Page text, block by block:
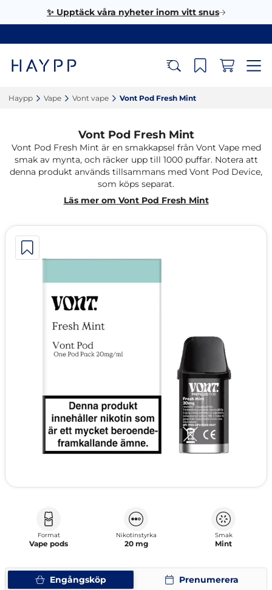
✨ Upptäck våra nyheter inom vitt snus
Haypp‎ Vape‎ Vont vape‎ Vont Pod Fresh Mint‎
Vont Pod Fresh Mint
Vont Pod Fresh Mint är en smakkapsel från Vont Vape med
smak av mynta, och räcker upp till 1000 puffar. Notera att
denna produkt används tillsammans med Vont Pod Device,
som köps separat.
Läs mer om Vont Pod Fresh Mint
Engångsköp Prenumerera
Format
Vape pods
Nikotinstyrka
20 mg
Smak
Mint